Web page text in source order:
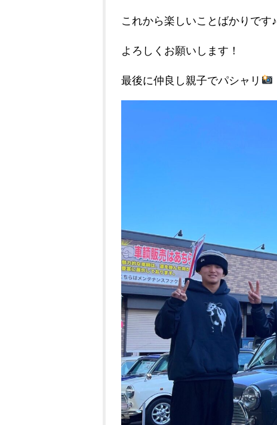
これから楽しいことばかりです♪
よろしくお願いします！
最後に仲良し親子でパシャリ